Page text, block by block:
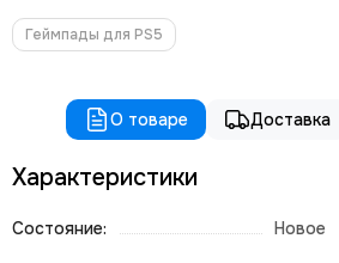
Геймпады для PS5
О товаре Доставка
Характеристики
Состояние: Новое